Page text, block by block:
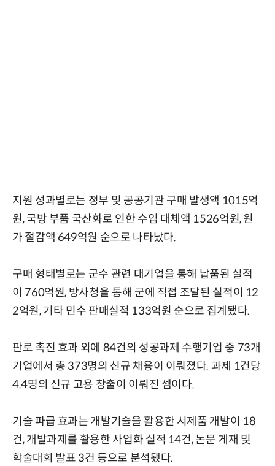
지원 성과별로는 정부 및 공공기관 구매 발생액 1015억
원, 국방 부품 국산화로 인한 수입 대체액 1526억원, 원
가 절감액 649억원 순으로 나타났다.
구매 형태별로는 군수 관련 대기업을 통해 납품된 실적
이 760억원, 방사청을 통해 군에 직접 조달된 실적이 12
2억원, 기타 민수 판매실적 133억원 순으로 집계됐다.
판로 촉진 효과 외에 84건의 성공과제 수행기업 중 73개
기업에서 총 373명의 신규 채용이 이뤄졌다. 과제 1건당
4.4명의 신규 고용 창출이 이뤄진 셈이다.
기술 파급 효과는 개발기술을 활용한 시제품 개발이 18
건, 개발과제를 활용한 사업화 실적 14건, 논문 게재 및
학술대회 발표 3건 등으로 분석됐다.